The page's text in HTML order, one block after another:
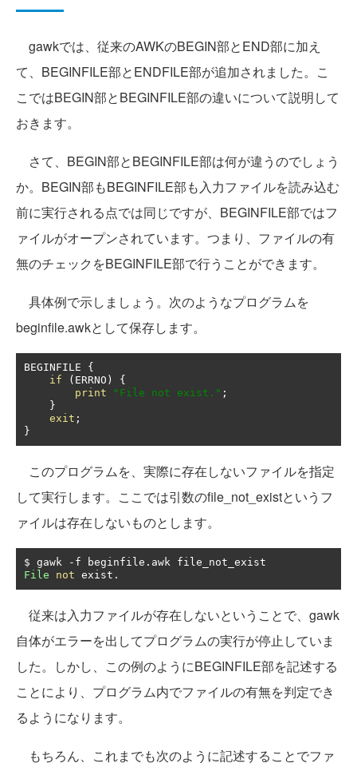
gawkでは、従来のAWKのBEGIN部とEND部に加え
て、BEGINFILE部とENDFILE部が追加されました。こ
こではBEGIN部とBEGINFILE部の違いについて説明して
おきます。
さて、BEGIN部とBEGINFILE部は何が違うのでしょう
か。BEGIN部もBEGINFILE部も入力ファイルを読み込む
前に実行される点では同じですが、BEGINFILE部ではフ
ァイルがオープンされています。つまり、ファイルの有
無のチェックをBEGINFILE部で行うことができます。
具体例で示しましょう。次のようなプログラムを
beginfile.awkとして保存します。
BEGINFILE {
if
( ERRNO )
{
print
"File not exist." ;
}
exit ;
}
このプログラムを、実際に存在しないファイルを指定
して実行します。ここでは引数のfile_not_existというフ
ァイルは存在しないものとします。
$ gawk - f beginfile .
File
not exist .
従来は入力ファイルが存在しないということで、gawk
自体がエラーを出してプログラムの実行が停止していま
した。しかし、この例のようにBEGINFILE部を記述する
ことにより、プログラム内でファイルの有無を判定でき
るようになります。
もちろん、これまでも次のように記述することでファ